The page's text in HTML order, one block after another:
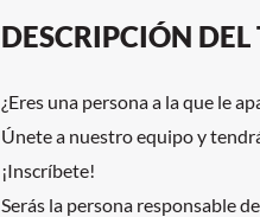
DESCRIPCIÓN
¿Eres una persona a la que le
Únete a nuestro equipo y
¡Inscríbete!
Serás la persona responsable